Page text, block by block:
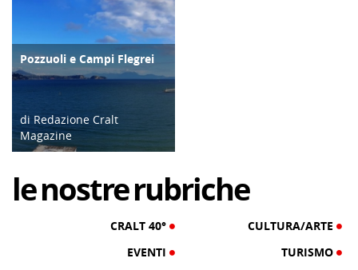
ATTIVITÀ
Pozzuoli e Campi Flegrei
di Redazione Cralt
Magazine
lenostrerubriche
CRALT 40°
CULTURA/ARTE
EVENTI
TURISMO